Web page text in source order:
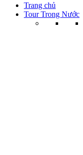
Trang chủ
Tour Trong Nước